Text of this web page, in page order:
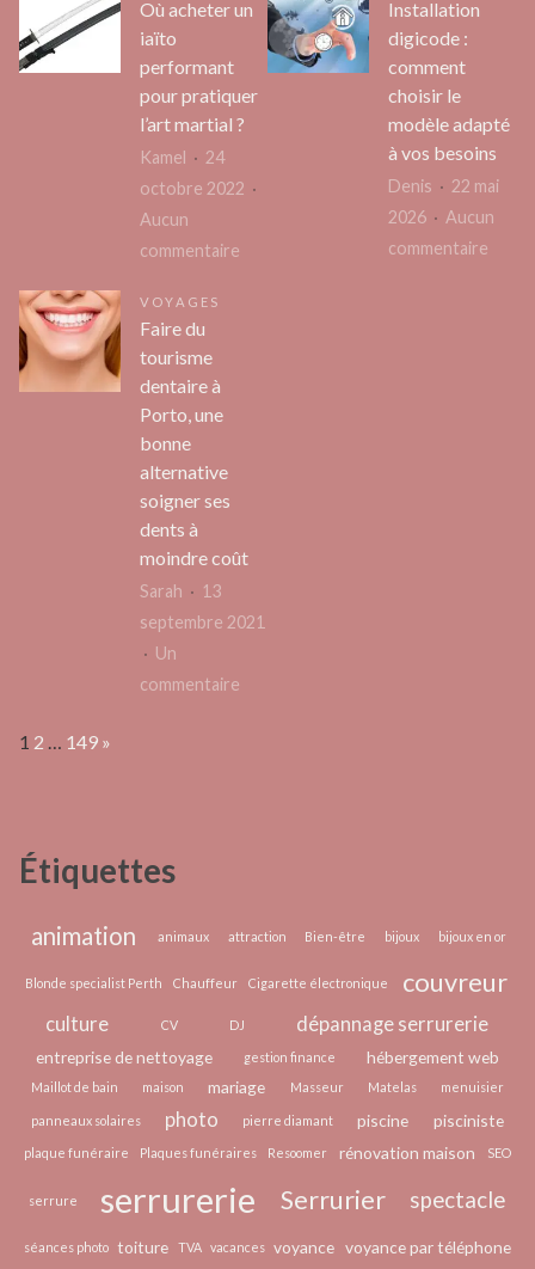
les
logiciels
par
comptable
Où acheter un
iaïto
performant
pour pratiquer
l’art martial ?
Kamel
24
octobre 2022
Aucun
commentaire
?
Installation
digicode :
comment
choisir le
modèle adapté
à vos besoins
Denis
22 mai
2026
Aucun
commentaire
VOYAGES
Faire du
tourisme
dentaire à
Porto, une
bonne
alternative
soigner ses
dents à
moindre coût
Sarah
13
septembre 2021
Un
commentaire
bonne
soigner
ses
dents
à
moindre
coût
Page:
1 2 149 Next
»
Étiquettes
animation animaux attraction Bien-être bijoux bijoux en or
Blonde specialist Perth Chauffeur Cigarette électronique couvreur
culture CV DJ dépannage serrurerie
entreprise de nettoyage gestion finance hébergement web
Maillot de bain maison mariage Masseur Matelas menuisier
panneaux solaires photo pierre diamant piscine pisciniste
plaque funéraire Plaques funéraires Resoomer rénovation maison SEO
serrure serrurerie Serrurier spectacle
séances photo toiture TVA vacances voyance voyance par téléphone